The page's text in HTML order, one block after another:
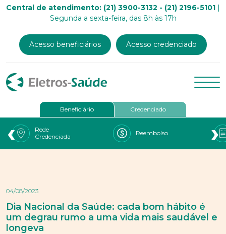
Central de atendimento: (21) 3900-3132 - (21) 2196-5101 |
Segunda a sexta-feira, das 8h às 17h
Acesso beneficiários Acesso credenciado
Beneficiário Credenciado
Rede
Credenciada
Reembolso
‹ ›
04/08/2023
Dia Nacional da Saúde: cada bom hábito é
um degrau rumo a uma vida mais saudável e
longeva